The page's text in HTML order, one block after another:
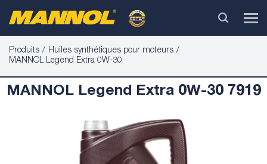
Produits
Huiles synthétiques pour moteurs
MANNOL Legend Extra 0W-30
MANNOL Legend Extra 0W-30 7919